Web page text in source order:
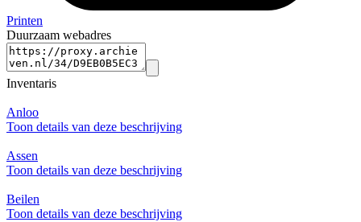
Printen
Duurzaam webadres
Inventaris
Anloo
Toon details van deze beschrijving
Assen
Toon details van deze beschrijving
Beilen
Toon details van deze beschrijving